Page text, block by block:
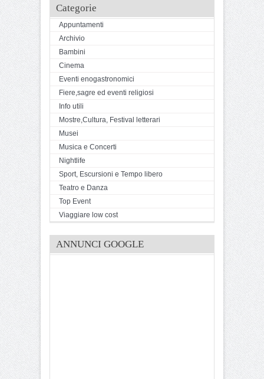
Categorie
Appuntamenti
Archivio
Bambini
Cinema
Eventi enogastronomici
Fiere,sagre ed eventi religiosi
Info utili
Mostre,Cultura, Festival letterari
Musei
Musica e Concerti
Nightlife
Sport, Escursioni e Tempo libero
Teatro e Danza
Top Event
Viaggiare low cost
ANNUNCI GOOGLE